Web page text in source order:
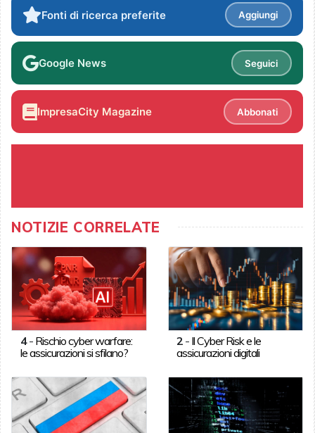
Fonti di ricerca preferite Aggiungi
Google News Seguici
ImpresaCity Magazine Abbonati
NOTIZIE CORRELATE
4- Rischio cyber warfare:
le assicurazioni si sfilano?
2 - Il Cyber Risk e le
assicurazioni digitali